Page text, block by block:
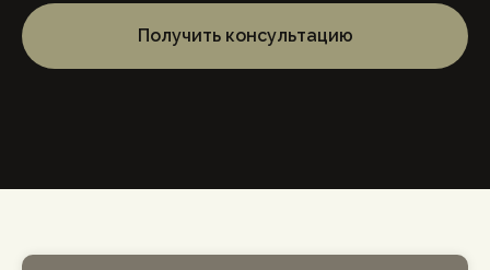
Получить консультацию